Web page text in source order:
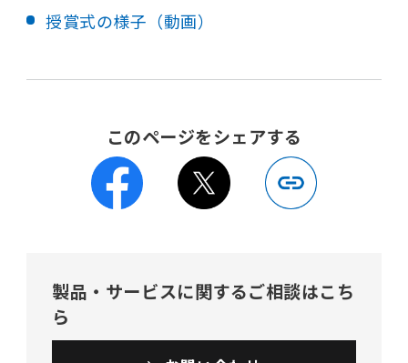
授賞式の様子（動画）
このページをシェアする
製品・サービスに関するご相談はこち
ら